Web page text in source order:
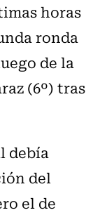
horas
ronda
de la
(6º) tras
debía
del
el de